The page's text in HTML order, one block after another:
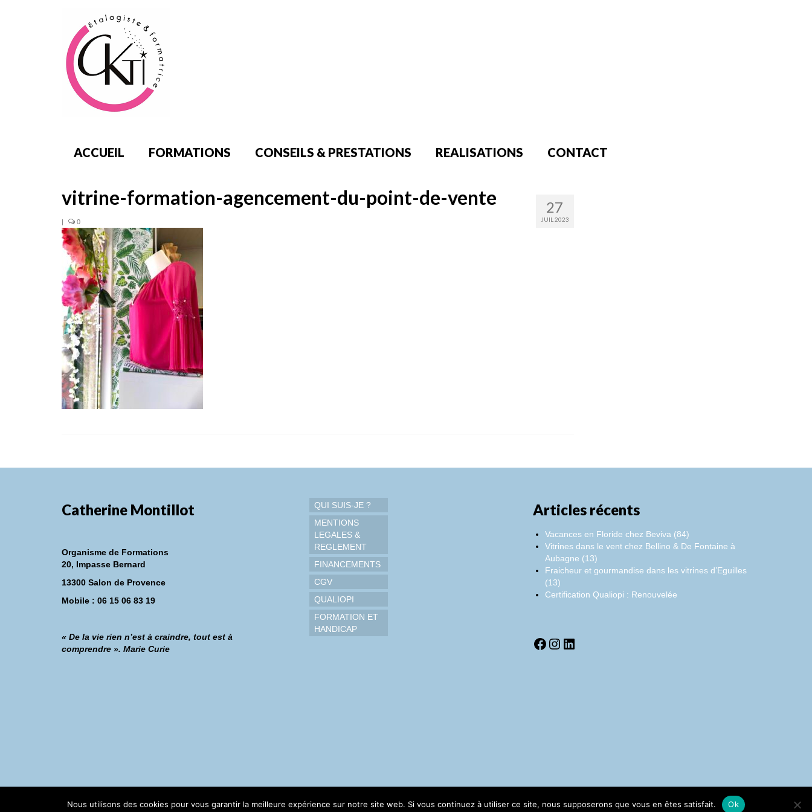
ACCUEIL FORMATIONS CONSEILS & PRESTATIONS REALISATIONS CONTACT
27
JUIL 2023
vitrine-formation-agencement-du-point-de-vente
| 0
Catherine Montillot
Organisme de Formations
20, Impasse Bernard
13300 Salon de Provence
Mobile : 06 15 06 83 19
« De la vie rien n’est à craindre, tout est à
comprendre ». Marie Curie
QUI SUIS-JE ?
MENTIONS
LEGALES &
REGLEMENT
FINANCEMENTS
CGV
QUALIOPI
FORMATION ET
HANDICAP
Articles récents
Vacances en Floride chez Beviva (84)
Vitrines dans le vent chez Bellino & De Fontaine à
Aubagne (13)
Fraicheur et gourmandise dans les vitrines d’Eguilles
(13)
Certification Qualiopi : Renouvelée
Facebook
Instagram
LinkedIn
©Catherine Montillot
Nous utilisons des cookies pour vous garantir la meilleure expérience sur notre site web. Si vous continuez à utiliser ce site, nous supposerons que vous en êtes satisfait. Ok